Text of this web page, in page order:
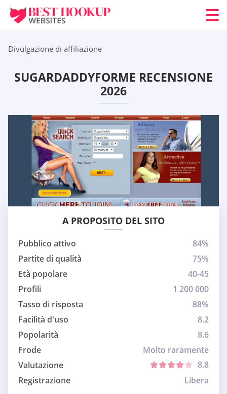
Divulgazione di affiliazione
SUGARDADDYFORME RECENSIONE
2026
A PROPOSITO DEL SITO
Pubblico attivo
84%
Partite di qualità
75%
Età popolare
40-45
Profili
1 200 000
Tasso di risposta
88%
Facilità d'uso
8.2
Popolarità
8.6
Frode
Molto raramente
Valutazione
8.8
Registrazione
Libera